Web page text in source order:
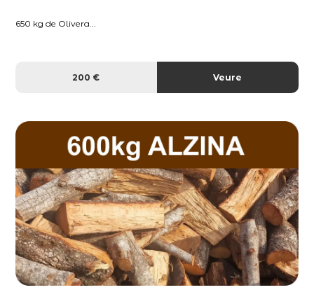
650 kg de Olivera...
200 € Veure